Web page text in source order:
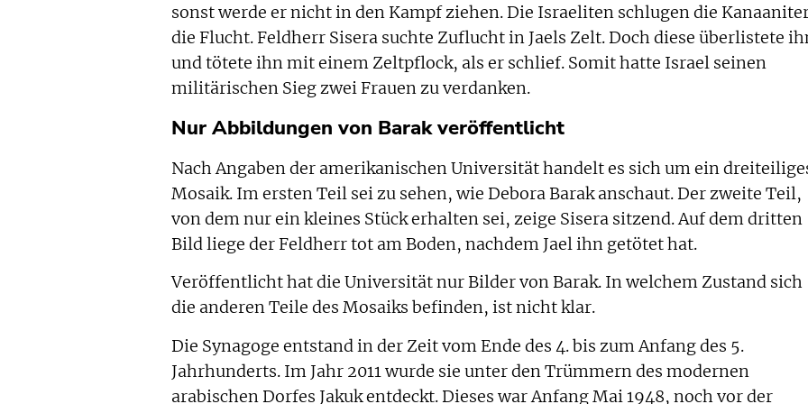
sonst werde er nicht in den Kampf ziehen. Die Israeliten schlugen die
die Flucht. Feldherr Sisera suchte Zuflucht in Jaels Zelt. Doch diese überlistete
und tötete ihn mit einem Zeltpflock, als er schlief. Somit hatte Israel seinen
militärischen Sieg zwei Frauen zu verdanken.
Nur Abbildungen von Barak veröffentlicht
Nach Angaben der amerikanischen Universität handelt es sich um ein
Mosaik. Im ersten Teil sei zu sehen, wie Debora Barak anschaut. Der zweite Teil,
von dem nur ein kleines Stück erhalten sei, zeige Sisera sitzend. Auf dem dritten
Bild liege der Feldherr tot am Boden, nachdem Jael ihn getötet hat.
Veröffentlicht hat die Universität nur Bilder von Barak. In welchem Zustand sich
die anderen Teile des Mosaiks befinden, ist nicht klar.
Die Synagoge entstand in der Zeit vom Ende des 4. bis zum Anfang des 5.
Jahrhunderts. Im Jahr 2011 wurde sie unter den Trümmern des modernen
arabischen Dorfes Jakuk entdeckt. Dieses war Anfang Mai 1948, noch vor der